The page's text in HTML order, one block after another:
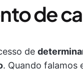
de
de
. Quando falamos